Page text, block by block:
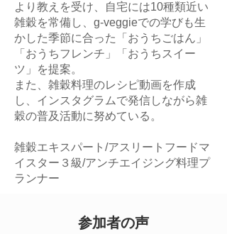
より教えを受け、自宅には10種類近い
雑穀を常備し、g-veggieでの学びも生
かした季節に合った「おうちごはん」
「おうちフレンチ」「おうちスイー
ツ」を提案。
また、雑穀料理のレシピ動画を作成
し、インスタグラムで発信しながら雑
穀の普及活動に努めている。
雑穀エキスパート/アスリートフードマ
イスター３級/アンチエイジング料理プ
ランナー
参加者の声